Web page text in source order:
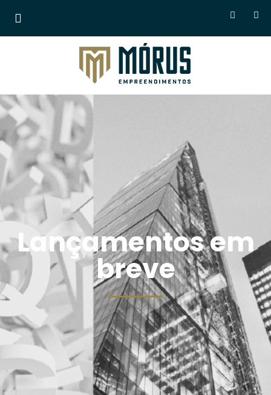
Morus Empreendimentos
Lançamentos em
breve